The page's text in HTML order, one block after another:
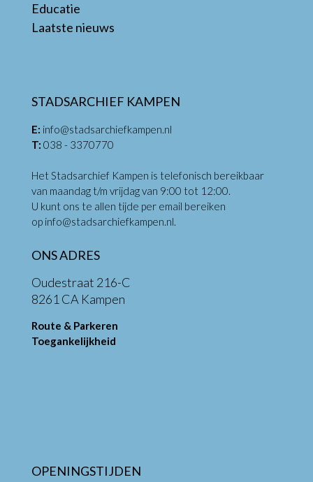
Educatie
Laatste nieuws
STADSARCHIEF KAMPEN
E: info@stadsarchiefkampen.nl
T: 038 - 3370770
Het Stadsarchief Kampen is telefonisch bereikbaar
van maandag t/m vrijdag van 9:00 tot 12:00.
U kunt ons te allen tijde per email bereiken
op info@stadsarchiefkampen.nl.
ONS ADRES
Oudestraat 216-C
8261 CA Kampen
Route & Parkeren
Toegankelijkheid
OPENINGSTIJDEN